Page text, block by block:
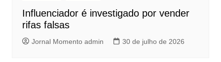
Influenciador é investigado por vender
rifas falsas
Jornal Momento admin 30 de julho de 2026